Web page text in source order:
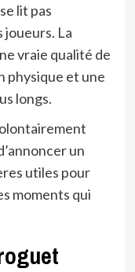
lit pas
joueurs. La
vraie qualité de
physique et une
longs.
un
utiles pour
moments qui